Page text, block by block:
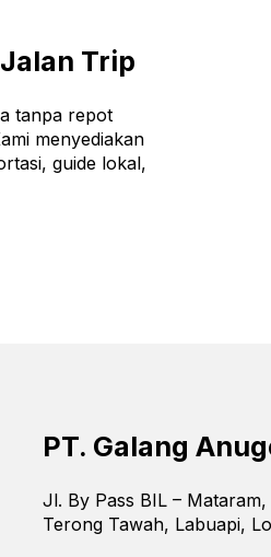
Trip
tanpa repot
menyediakan
guide lokal,
PT. Galang
Jl. By Pass BIL –
Terong Tawah, Labuapi,